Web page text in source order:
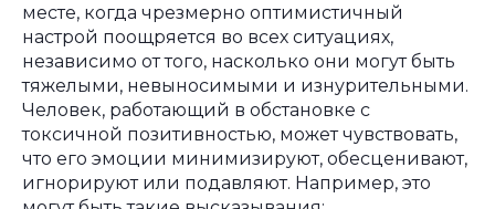
месте, когда чрезмерно оптимистичный
настрой поощряется во всех ситуациях,
независимо от того, насколько они могут быть
тяжелыми, невыносимыми и изнурительными.
Человек, работающий в обстановке с
токсичной позитивностью, может чувствовать,
что его эмоции минимизируют, обесценивают,
игнорируют или подавляют. Например, это